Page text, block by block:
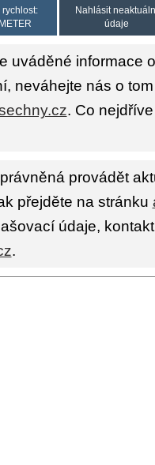
rychlost:
Nahlásit
údaje
uváděné informace
neváhejte nás o
. Co
provádět
přejděte na stránku
údaje,
.